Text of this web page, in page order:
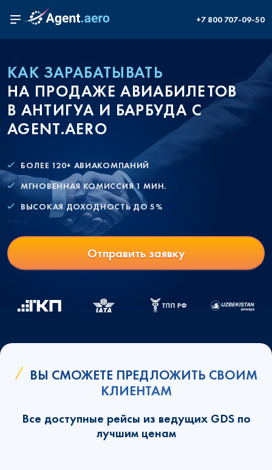
+7 800 707-09-50
КАК ЗАРАБАТЫВАТЬ
НА ПРОДАЖЕ АВИАБИЛЕТОВ
В АНТИГУА И БАРБУДА С
AGENT.AERO
БОЛЕЕ 120+ АВИАКОМПАНИЙ
МГНОВЕННАЯ КОМИССИЯ 1 МИН.
ВЫСОКАЯ ДОХОДНОСТЬ ДО 5%
Отправить заявку
ВЫ СМОЖЕТЕ ПРЕДЛОЖИТЬ СВОИМ
КЛИЕНТАМ
Все доступные рейсы из ведущих GDS по
лучшим ценам